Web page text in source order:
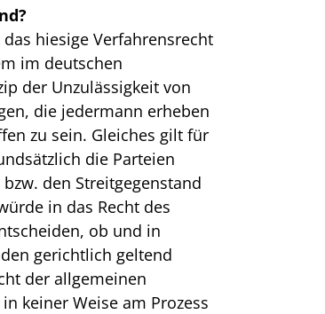
hiesige Verfahrensrecht
im deutschen
der Unzulässigkeit von
die jedermann erheben
zu sein. Gleiches gilt für
die Parteien
den Streitgegenstand
in das Recht des
ob und in
gerichtlich geltend
der allgemeinen
keiner Weise am Prozess